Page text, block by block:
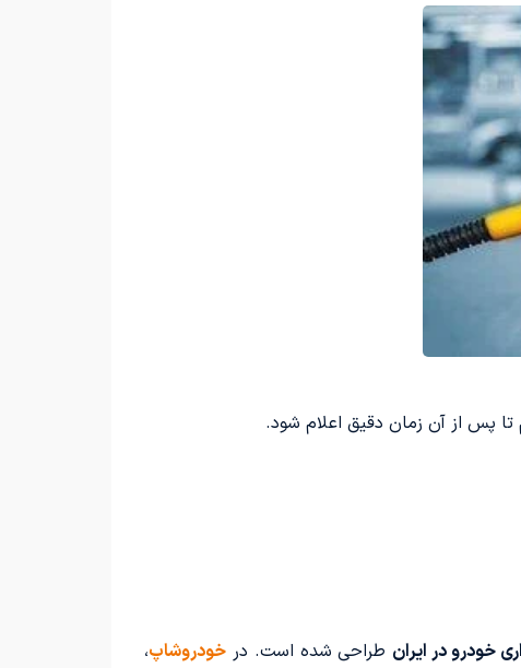
تا پس از آن زمان دقیق اعلام شود.
خودرو در ایران طراحی شده است. در خودروشاپ،